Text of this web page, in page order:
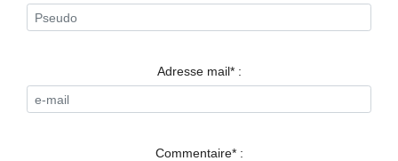
SPORTS
RESTAURANTS
Adresse mail* :
Commentaire* :